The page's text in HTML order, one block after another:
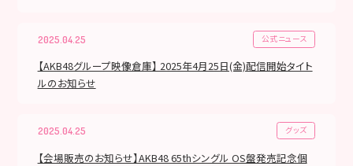
2025.04.25 公式ニュース
【AKB48グループ映像倉庫】 2025年4月25日(金)配信開始タイト
ルのお知らせ
2025.04.25 グッズ
【会場販売のお知らせ】AKB48 65thシングル OS盤発売記念個